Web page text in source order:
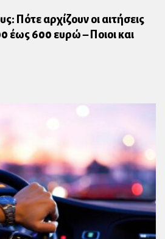
Πότε αρχίζουν οι αιτήσεις
έως 600 ευρώ – Ποιοι και